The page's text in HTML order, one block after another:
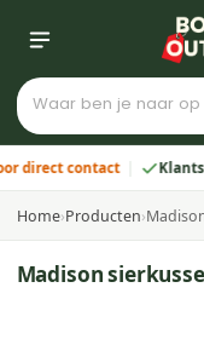
contact Klantscore
Home›Producten›
Madison